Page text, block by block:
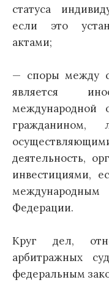
статуса
если это
актами;
— споры между
является
международной
гражданином,
деятельность,
инвестициями,
Федерации.
Круг дел,
арбитражных
федеральным